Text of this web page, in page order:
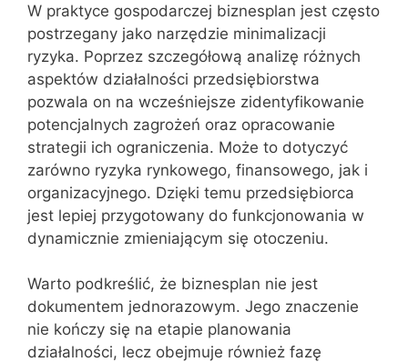
W praktyce gospodarczej biznesplan jest często
postrzegany jako narzędzie minimalizacji
ryzyka. Poprzez szczegółową analizę różnych
aspektów działalności przedsiębiorstwa
pozwala on na wcześniejsze zidentyfikowanie
potencjalnych zagrożeń oraz opracowanie
strategii ich ograniczenia. Może to dotyczyć
zarówno ryzyka rynkowego, finansowego, jak i
organizacyjnego. Dzięki temu przedsiębiorca
jest lepiej przygotowany do funkcjonowania w
dynamicznie zmieniającym się otoczeniu.
Warto podkreślić, że biznesplan nie jest
dokumentem jednorazowym. Jego znaczenie
nie kończy się na etapie planowania
działalności, lecz obejmuje również fazę